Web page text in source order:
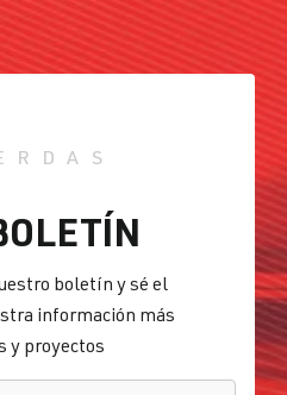
boletín y sé el
información más
y proyectos